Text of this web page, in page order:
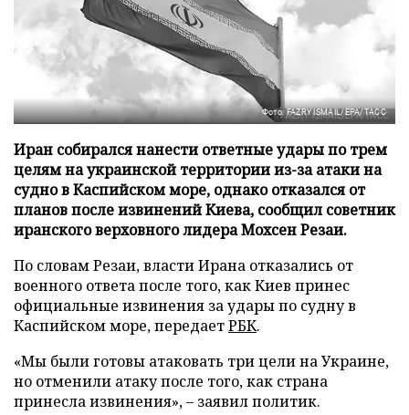
Фото: FAZRY ISMAIL/EPA/ТАСС
Иран собирался нанести ответные удары по трем
целям на украинской территории из-за атаки на
судно в Каспийском море, однако отказался от
планов после извинений Киева, сообщил советник
иранского верховного лидера Мохсен Резаи.
По словам Резаи, власти Ирана отказались от
военного ответа после того, как Киев принес
официальные извинения за удары по судну в
Каспийском море, передаетРБК.
«Мы были готовы атаковать три цели на Украине,
но отменили атаку после того, как страна
принесла извинения», – заявил политик.